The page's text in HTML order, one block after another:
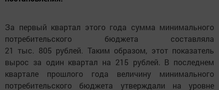
За первый квартал этого года сумма минимального
потребительского бюджета составляла
21 тыс. 805 рублей. Таким образом, этот показатель
вырос за один квартал на 215 рублей. В последнем
квартале прошлого года величину минимального
потребительского бюджета утверждали на уровне